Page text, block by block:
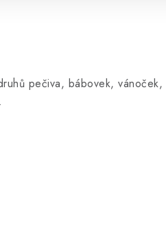
pečiva, bábovek, vánoček,